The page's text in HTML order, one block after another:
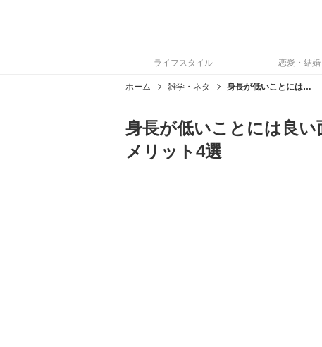
ライフスタイル 恋愛・結婚
ホーム 雑学・ネタ 身長が低いことには良い面もある！背が低い男性の魅力やメリット4選
身長が低いことには良
メリット4選